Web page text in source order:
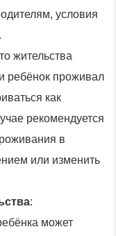
условия
жительства
ребёнок проживал
как
рекомендуется
в
или изменить
:
может